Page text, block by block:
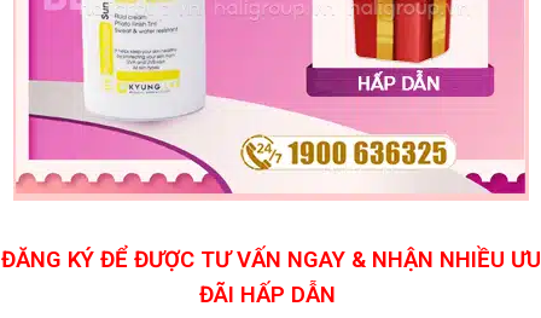
ĐĂNG KÝ ĐỂ ĐƯỢC TƯ VẤN NGAY & NHẬN NHIỀU ƯU
ĐÃI HẤP DẪN